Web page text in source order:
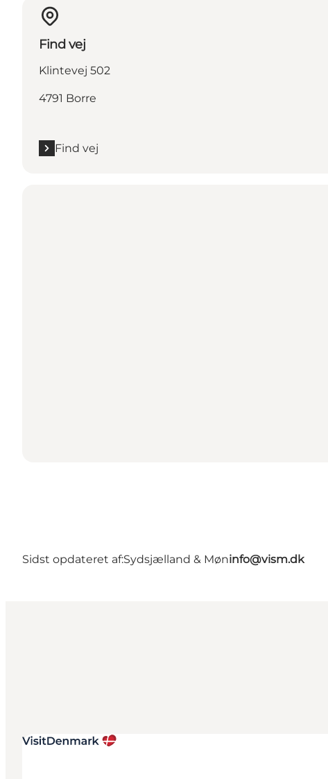
Find vej
Klintevej 502
4791 Borre
Find vej
Sidst opdateret af:Sydsjælland & Møninfo@vism.dk